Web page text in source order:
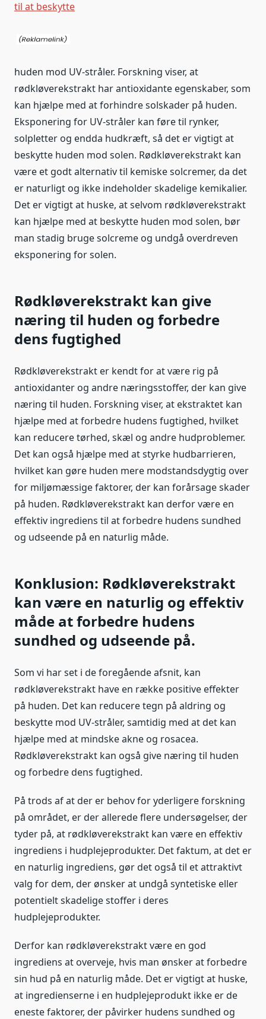
til at beskytte
huden mod UV-stråler. Forskning viser, at
rødkløverekstrakt har antioxidante egenskaber, som
kan hjælpe med at forhindre solskader på huden.
Eksponering for UV-stråler kan føre til rynker,
solpletter og endda hudkræft, så det er vigtigt at
beskytte huden mod solen. Rødkløverekstrakt kan
være et godt alternativ til kemiske solcremer, da det
er naturligt og ikke indeholder skadelige kemikalier.
Det er vigtigt at huske, at selvom rødkløverekstrakt
kan hjælpe med at beskytte huden mod solen, bør
man stadig bruge solcreme og undgå overdreven
eksponering for solen.
Rødkløverekstrakt kan give
næring til huden og forbedre
dens fugtighed
Rødkløverekstrakt er kendt for at være rig på
antioxidanter og andre næringsstoffer, der kan give
næring til huden. Forskning viser, at ekstraktet kan
hjælpe med at forbedre hudens fugtighed, hvilket
kan reducere tørhed, skæl og andre hudproblemer.
Det kan også hjælpe med at styrke hudbarrieren,
hvilket kan gøre huden mere modstandsdygtig over
for miljømæssige faktorer, der kan forårsage skader
på huden. Rødkløverekstrakt kan derfor være en
effektiv ingrediens til at forbedre hudens sundhed
og udseende på en naturlig måde.
Konklusion: Rødkløverekstrakt
kan være en naturlig og effektiv
måde at forbedre hudens
sundhed og udseende på.
Som vi har set i de foregående afsnit, kan
rødkløverekstrakt have en række positive effekter
på huden. Det kan reducere tegn på aldring og
beskytte mod UV-stråler, samtidig med at det kan
hjælpe med at mindske akne og rosacea.
Rødkløverekstrakt kan også give næring til huden
og forbedre dens fugtighed.
På trods af at der er behov for yderligere forskning
på området, er der allerede flere undersøgelser, der
tyder på, at rødkløverekstrakt kan være en effektiv
ingrediens i hudplejeprodukter. Det faktum, at det er
en naturlig ingrediens, gør det også til et attraktivt
valg for dem, der ønsker at undgå syntetiske eller
potentielt skadelige stoffer i deres
hudplejeprodukter.
Derfor kan rødkløverekstrakt være en god
ingrediens at overveje, hvis man ønsker at forbedre
sin hud på en naturlig måde. Det er vigtigt at huske,
at ingredienserne i en hudplejeprodukt ikke er de
eneste faktorer, der påvirker hudens sundhed og